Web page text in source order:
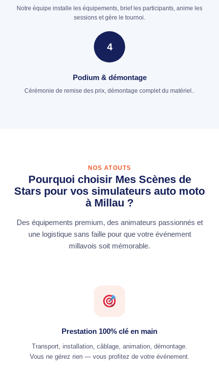
Notre équipe installe les équipements, brief les participants, anime les
sessions et gère le tournoi.
4
Podium & démontage
Cérémonie de remise des prix, démontage complet du matériel..
NOS ATOUTS
Pourquoi choisir Mes Scènes de
Stars pour vos simulateurs auto moto
à Millau ?
Des équipements premium, des animateurs passionnés et
une logistique sans faille pour que votre événement
millavois soit mémorable.
Prestation 100% clé en main
Transport, installation, câblage, animation, démontage.
Vous ne gérez rien — vous profitez de votre événement.